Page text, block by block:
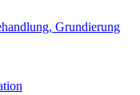
Grundierung